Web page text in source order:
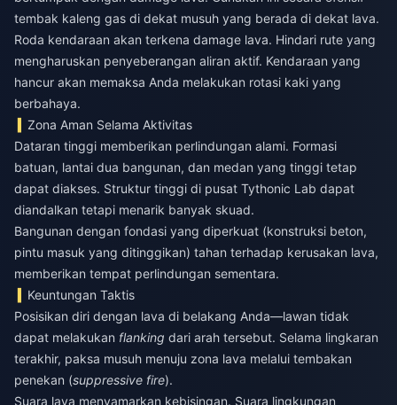
tembak kaleng gas di dekat musuh yang berada di dekat lava.
Roda kendaraan akan terkena damage lava. Hindari rute yang
mengharuskan penyeberangan aliran aktif. Kendaraan yang
hancur akan memaksa Anda melakukan rotasi kaki yang
berbahaya.
Zona Aman Selama Aktivitas
Dataran tinggi memberikan perlindungan alami. Formasi
batuan, lantai dua bangunan, dan medan yang tinggi tetap
dapat diakses. Struktur tinggi di pusat Tythonic Lab dapat
diandalkan tetapi menarik banyak skuad.
Bangunan dengan fondasi yang diperkuat (konstruksi beton,
pintu masuk yang ditinggikan) tahan terhadap kerusakan lava,
memberikan tempat perlindungan sementara.
Keuntungan Taktis
Posisikan diri dengan lava di belakang Anda—lawan tidak
dapat melakukan flanking dari arah tersebut. Selama lingkaran
terakhir, paksa musuh menuju zona lava melalui tembakan
penekan (suppressive fire).
Suara lava menyamarkan kebisingan. Suara lingkungan